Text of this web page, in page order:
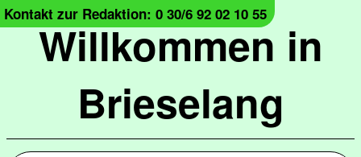
Willkommen in
Brieselang
Kontakt zur Redaktion: 0 30/6 92 02 10 55